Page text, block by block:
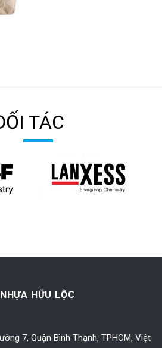
TÁC
HỮU LỘC
7, Quận Bình Thạnh, TPHCM, Việt